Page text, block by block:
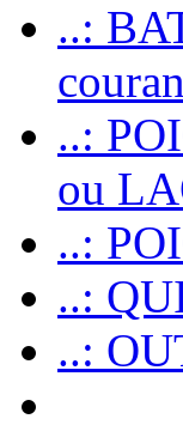
..:
..:
ou
..:
..:
..: